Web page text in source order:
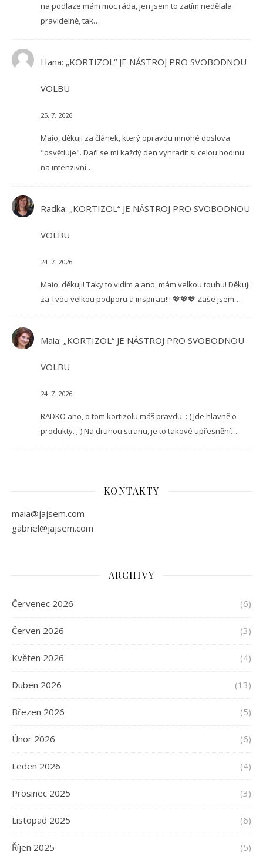
na podlaze mám moc ráda, jen jsem to zatím nedělala
pravidelně, tak…
Hana: „KORTIZOL“ JE NÁSTROJ PRO SVOBODNOU
VOLBU
25. 7. 2026
Maio, děkuji za článek, který opravdu mnohé doslova
"osvětluje". Daří se mi každý den vyhradit si celou hodinu
na intenzivní…
Radka: „KORTIZOL“ JE NÁSTROJ PRO SVOBODNOU
VOLBU
24. 7. 2026
Maio, děkuji! Taky to vidím a ano, mám velkou touhu! Děkuji
za Tvou velkou podporu a inspiraci!!! 💖💖💖 Zase jsem…
Maia: „KORTIZOL“ JE NÁSTROJ PRO SVOBODNOU
VOLBU
24. 7. 2026
RADKO ano, o tom kortizolu máš pravdu. :-) Jde hlavně o
produkty. ;-) Na druhou stranu, je to takové upřesnění…
KONTAKTY
maia@jajsem.com
gabriel@jajsem.com
ARCHIVY
Červenec 2026 (6)
Červen 2026 (3)
Květen 2026 (4)
Duben 2026 (13)
Březen 2026 (5)
Únor 2026 (6)
Leden 2026 (4)
Prosinec 2025 (3)
Listopad 2025 (6)
Říjen 2025 (5)